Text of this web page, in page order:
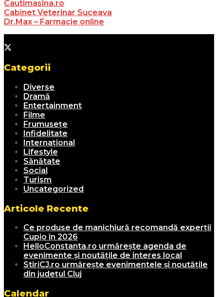
Cautimasina.ro
Cabinet Veterinar Suceava
Dr.Max – Farmacie online
Categorii
Diverse
Dramă
Entertainment
Filme
Frumusețe
Infidelitate
Internațional
Lifestyle
Sănătate
Social
Turism
Uncategorized
Articole Recente
Ce produse de manichiură recomandă experții
Cupio în 2026
HelloConstanta.ro urmărește agenda de
evenimente și noutățile de interes local
StiriCJ.ro urmărește evenimentele și noutățile
din județul Cluj
Calendar